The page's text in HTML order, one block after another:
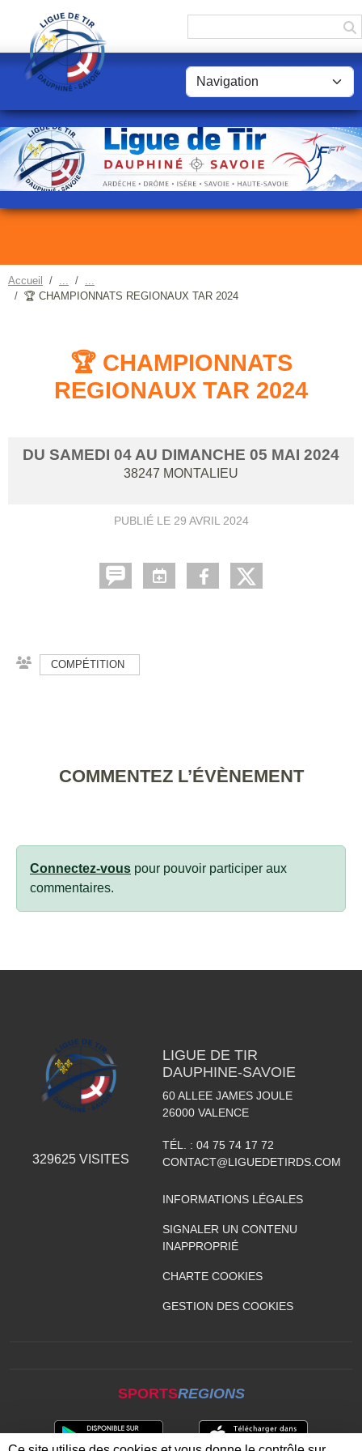
Accueil
🏆 CHAMPIONNATS REGIONAUX TAR 2024
🏆 CHAMPIONNATS
REGIONAUX TAR 2024
DU SAMEDI 04 AU DIMANCHE 05 MAI 2024
38247 MONTALIEU
PUBLIÉ LE 29 AVRIL 2024
COMPÉTITION
COMMENTEZ L’ÉVÈNEMENT
Connectez-vous pour pouvoir participer aux
commentaires.
329625 VISITES
LIGUE DE TIR
DAUPHINE-SAVOIE
60 ALLEE JAMES JOULE
26000 VALENCE
TÉL. : 04 75 74 17 72
CONTACT@LIGUEDETIRDS.COM
INFORMATIONS LÉGALES
SIGNALER UN CONTENU
INAPPROPRIÉ
CHARTE COOKIES
GESTION DES COOKIES
SPORTSREGIONS
Panneau de gestion des cookies